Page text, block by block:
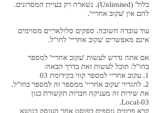
כלול' (Unlimited). נשארה רק בעיית המסרונים.
להם אין 'עקוב אחריי'.
עוד עובדה חשובה. ספקים סלולאריים מסוימים
אינם מאפשרים 'עקוב אחריי' לחו"ל.
אם אתה נדרש לעשות 'עקוב אחריי' למספר
בחו"ל: תוכל לעשות זאת בדרך הבאה:
1. עקוב אחריי למספר קווי בקידומת 03
2. להגדיר 'עקוב אחריי' ממספר זה למספר בחו"ל.
את שירות זה מעניקה חברות תקשורת כגון
Local-03.
קרא פרטים נוספים בפוסט אחר העוסק בנושא